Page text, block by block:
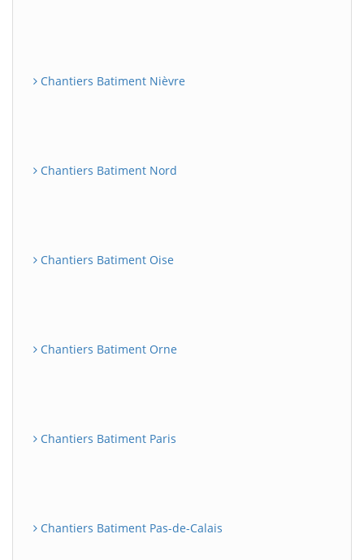
Chantiers Batiment Nièvre
Chantiers Batiment Nord
Chantiers Batiment Oise
Chantiers Batiment Orne
Chantiers Batiment Paris
Chantiers Batiment Pas-de-Calais